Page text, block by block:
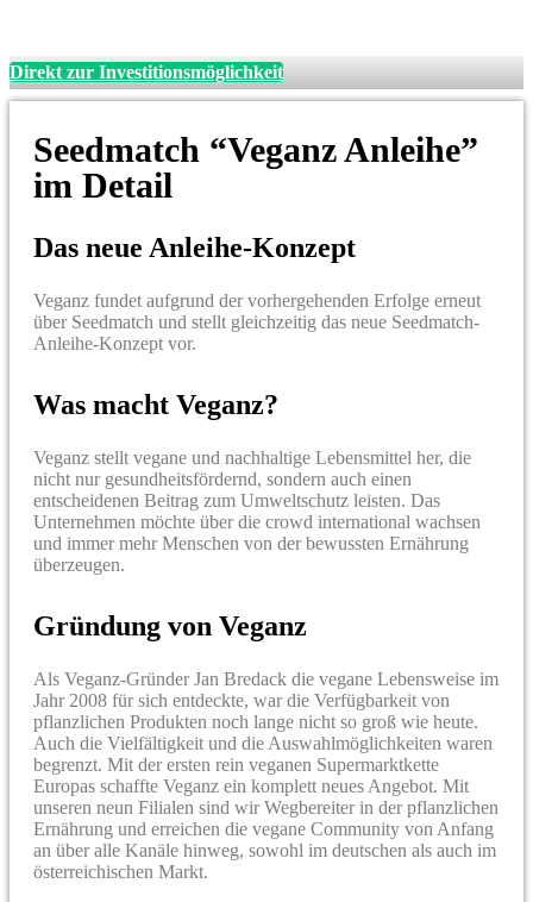
Direkt zur Investitionsmöglichkeit
Seedmatch “Veganz Anleihe”
im Detail
Das neue Anleihe-Konzept
Veganz fundet aufgrund der vorhergehenden Erfolge erneut
über Seedmatch und stellt gleichzeitig das neue Seedmatch-
Anleihe-Konzept vor.
Was macht Veganz?
Veganz stellt vegane und nachhaltige Lebensmittel her, die
nicht nur gesundheitsfördernd, sondern auch einen
entscheidenen Beitrag zum Umweltschutz leisten. Das
Unternehmen möchte über die crowd international wachsen
und immer mehr Menschen von der bewussten Ernährung
überzeugen.
Gründung von Veganz
Als Veganz-Gründer Jan Bredack die vegane Lebensweise im
Jahr 2008 für sich entdeckte, war die Verfügbarkeit von
pflanzlichen Produkten noch lange nicht so groß wie heute.
Auch die Vielfältigkeit und die Auswahlmöglichkeiten waren
begrenzt. Mit der ersten rein veganen Supermarktkette
Europas schaffte Veganz ein komplett neues Angebot. Mit
unseren neun Filialen sind wir Wegbereiter in der pflanzlichen
Ernährung und erreichen die vegane Community von Anfang
an über alle Kanäle hinweg, sowohl im deutschen als auch im
österreichischen Markt.